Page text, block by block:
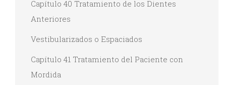
Capítulo 40 Tratamiento de los Dientes
Anteriores
Vestibularizados o Espaciados
Capítulo 41 Tratamiento del Paciente con
Mordida